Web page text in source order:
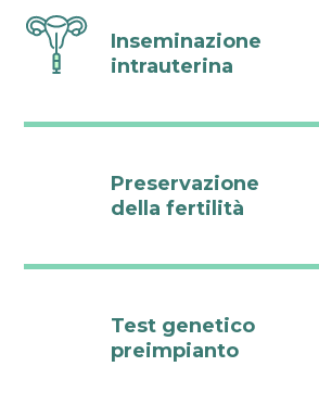
Inseminazione
intrauterina
Preservazione
della fertilità
Test genetico
preimpianto